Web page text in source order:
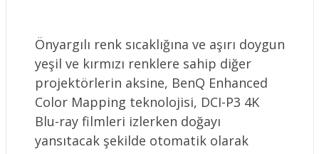
Önyargılı renk sıcaklığına ve aşırı doygun
yeşil ve kırmızı renklere sahip diğer
projektörlerin aksine, BenQ Enhanced
Color Mapping teknolojisi, DCI-P3 4K
Blu-ray filmleri izlerken doğayı
yansıtacak şekilde otomatik olarak